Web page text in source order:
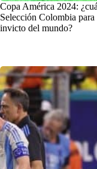
Copa América 2024:
Selección Colombia
invicto del mundo?